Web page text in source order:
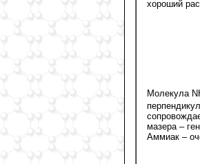
хороший
Молекула
мазера –
Аммиак –